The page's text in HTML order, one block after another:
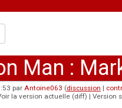
Man :
par Antoine063 (discussion |
la version actuelle (diff) | Version